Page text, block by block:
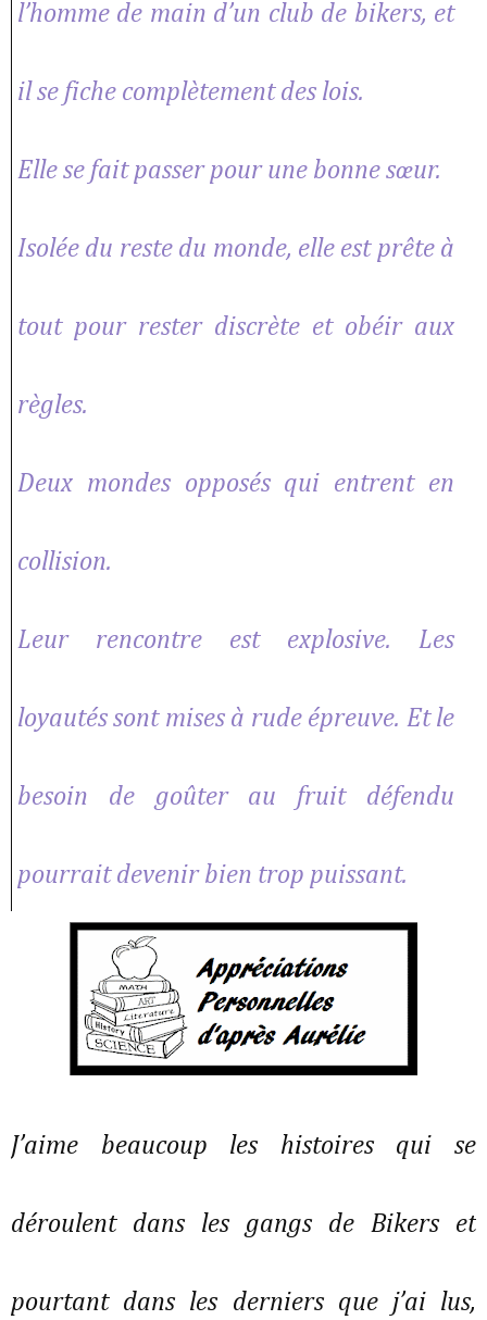
l’homme de main d’un club de bikers, et
il se fiche complètement des lois.
Elle se fait passer pour une bonne sœur.
Isolée du reste du monde, elle est prête à
tout pour rester discrète et obéir aux
règles.
Deux mondes opposés qui entrent en
collision.
Leur rencontre est explosive. Les
loyautés sont mises à rude épreuve. Et le
besoin de goûter au fruit défendu
pourrait devenir bien trop puissant.
J’aime beaucoup les histoires qui se
déroulent dans les gangs de Bikers et
pourtant dans les derniers que j’ai lus,